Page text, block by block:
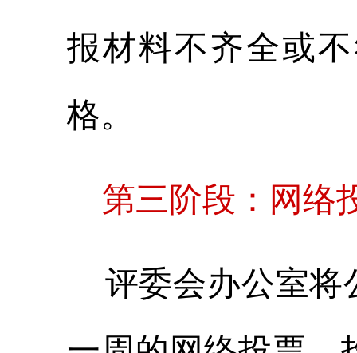
报材料不齐全或
格。
第三阶段：网络
评委会办公室将